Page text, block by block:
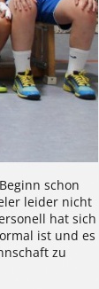
schon
leider nicht
hat sich
ist und es
zu